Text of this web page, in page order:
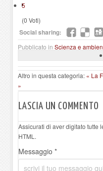
5
(0 Voti)
Social sharing:
Pubblicato in Scienza e
Altro in questa categoria: « La
»
LASCIA UN COMMENTO
Assicurati di aver digitato tutte
HTML.
Messaggio *